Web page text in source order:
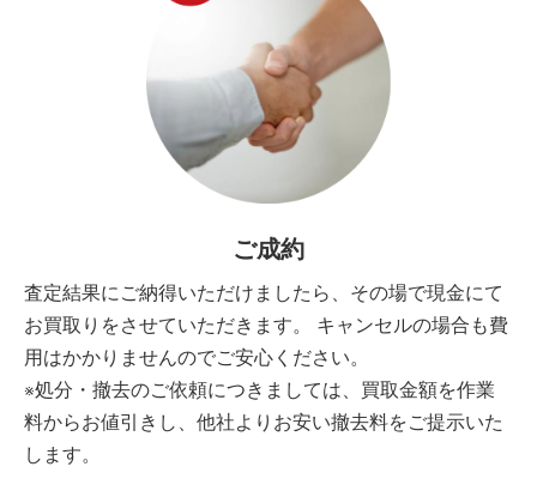
ご成約
査定結果にご納得いただけましたら、その場で現金にて
お買取りをさせていただきます。 キャンセルの場合も費
用はかかりませんのでご安心ください。
※処分・撤去のご依頼につきましては、買取金額を作業
料からお値引きし、他社よりお安い撤去料をご提示いた
します。